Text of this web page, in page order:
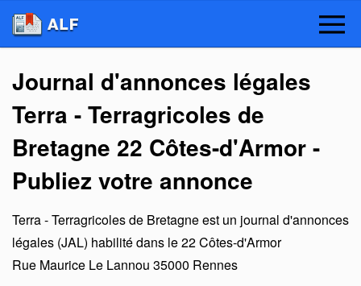
Journal d'annonces légales
Terra - Terragricoles de
Bretagne 22 Côtes-d'Armor -
Publiez votre annonce
Terra - Terragricoles de Bretagneest un journal d'annonces
légales (JAL) habilité dans le 22 Côtes-d'Armor
Rue Maurice Le Lannou 35000 Rennes